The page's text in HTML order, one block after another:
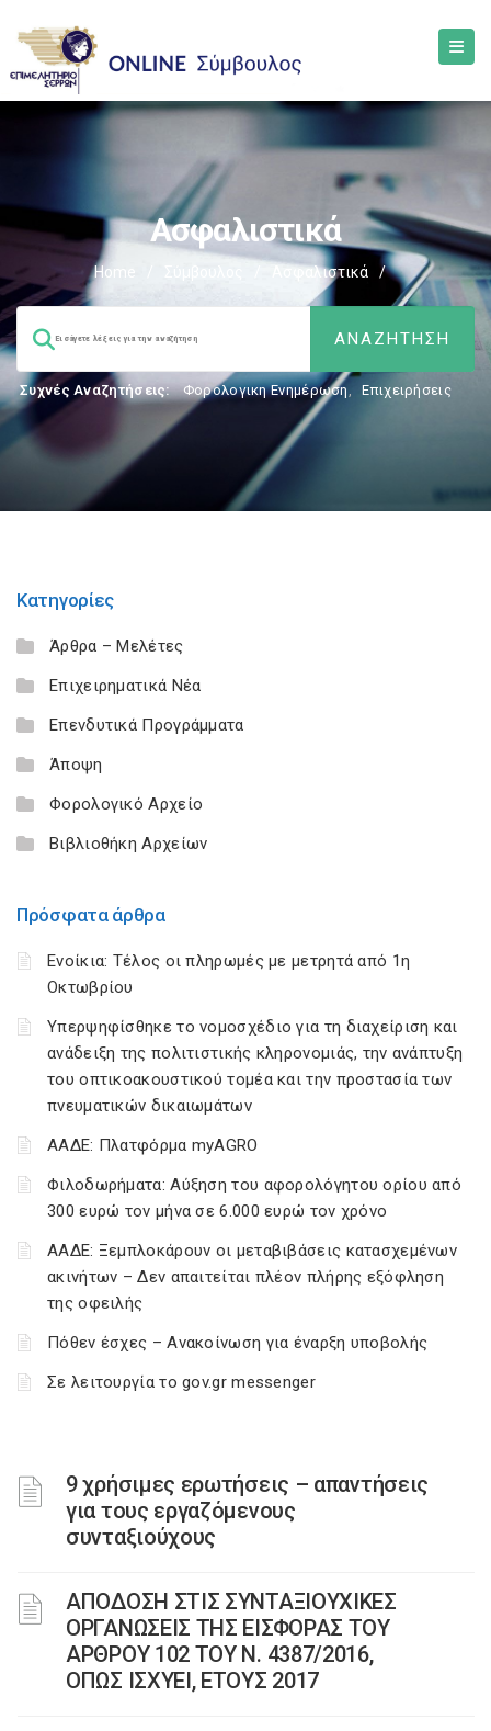
Ασφαλιστικά
Home Σύμβουλος Ασφαλιστικά /
Συχνές Αναζητήσεις: Φορολογικη Ενημέρωση, Επιχειρήσεις
Κατηγορίες
Άρθρα – Μελέτες
Επιχειρηματικά Νέα
Επενδυτικά Προγράμματα
Άποψη
Φορολογικό Αρχείο
Βιβλιοθήκη Αρχείων
Πρόσφατα άρθρα
Ενοίκια: Τέλος οι πληρωμές με μετρητά από 1η
Οκτωβρίου
Υπερψηφίσθηκε το νομοσχέδιο για τη διαχείριση και
ανάδειξη της πολιτιστικής κληρονομιάς, την ανάπτυξη
του οπτικοακουστικού τομέα και την προστασία των
πνευματικών δικαιωμάτων
ΑΑΔΕ: Πλατφόρμα myAGRO
Φιλοδωρήματα: Αύξηση του αφορολόγητου ορίου από
300 ευρώ τον μήνα σε 6.000 ευρώ τον χρόνο
ΑΑΔΕ: Ξεμπλοκάρουν οι μεταβιβάσεις κατασχεμένων
ακινήτων – Δεν απαιτείται πλέον πλήρης εξόφληση
της οφειλής
Πόθεν έσχες – Ανακοίνωση για έναρξη υποβολής
Σε λειτουργία το gov.gr messenger
9 χρήσιμες ερωτήσεις – απαντήσεις
για τους εργαζόμενους
συνταξιούχους
ΑΠΟΔΟΣΗ ΣΤΙΣ ΣΥΝΤΑΞΙΟΥΧΙΚΕΣ
ΟΡΓΑΝΩΣΕΙΣ ΤΗΣ ΕΙΣΦΟΡΑΣ ΤΟΥ
ΑΡΘΡΟΥ 102 ΤΟΥ Ν. 4387/2016,
ΟΠΩΣ ΙΣΧΥΕΙ, ΕΤΟΥΣ 2017